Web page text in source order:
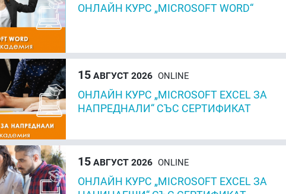
ОНЛАЙН КУРС „MICROSOFT WORD“
15АВГУСТ 2026 ONLINE
ОНЛАЙН КУРС „MICROSOFT EXCEL ЗА
НАПРЕДНАЛИ“ СЪС СЕРТИФИКАТ
15АВГУСТ 2026 ONLINE
ОНЛАЙН КУРС „MICROSOFT EXCEL ЗА